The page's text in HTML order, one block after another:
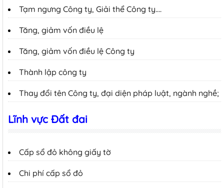
Tạm ngưng Công ty, Giải thể Công ty….
Tăng, giảm vốn điều lệ
Tăng, giảm vốn điều lệ Công ty
Thành lập công ty
Thay đổi tên Công ty, đại diện pháp luật, ngành nghề;
Lĩnh vực Đất đai
Cấp sổ đỏ không giấy tờ
Chi phí cấp sổ đỏ